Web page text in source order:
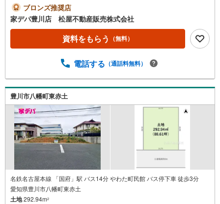
川市・知立市・浜松市の4店舗営業中！三河エリア・遠州エ
リアの物件ならおまかせください。新築戸建、中古戸建、
中古マンション、土地をお客様のご希望に合わせてご提案
いたします！・中古物件のリフォーム実績多数！中古物件
をご購入の際、約70％という多くの方々がリフォームを行
お住まいを実現できます。・キッズスペース用意しており
お電話でのお問い合わせがスムーズにご案内できます。右
下の電話ボタンをタッチ！もしくはお気軽にお電話くださ
い。
ブロンズ推奨店
家デパ豊川店 松屋不動産販売株式会社
資料をもらう （無料）
電話する （通話料無料）
豊川市八幡町東赤土
名鉄名古屋本線 「国府」駅 バス14分 やわた町民館 バス停下車 徒歩3分
愛知県豊川市八幡町東赤土
土地292.94m2